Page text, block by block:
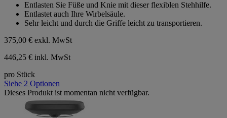
Sternen.
Entlasten Sie Füße und Knie mit dieser flexiblen Stehhilfe.
Entlastet auch Ihre Wirbelsäule.
Sehr leicht und durch die Griffe leicht zu transportieren.
375,00 € exkl. MwSt
446,25 € inkl. MwSt
pro Stück
Siehe 2 Optionen
Dieses Produkt ist momentan nicht verfügbar.